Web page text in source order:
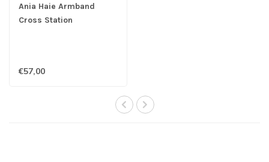
Ania Haie Armband
Cross Station
€57,00